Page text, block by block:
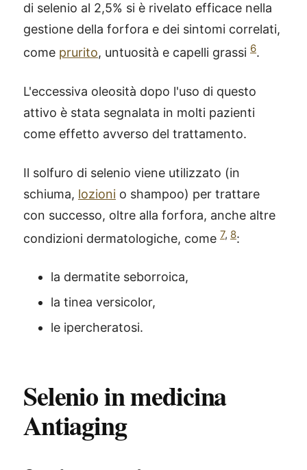
di selenio al 2,5% si è rivelato efficace nella
gestione della forfora e dei sintomi correlati,
come prurito, untuosità e capelli grassi 6.
L'eccessiva oleosità dopo l'uso di questo
attivo è stata segnalata in molti pazienti
come effetto avverso del trattamento.
Il solfuro di selenio viene utilizzato (in
schiuma, lozioni o shampoo) per trattare
con successo, oltre alla forfora, anche altre
condizioni dermatologiche, come 7, 8:
la dermatite seborroica,
la tinea versicolor,
le ipercheratosi.
Selenio in medicina
Antiaging